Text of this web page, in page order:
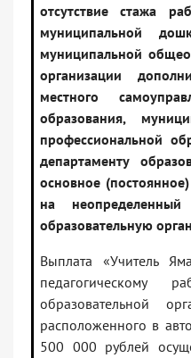
отсутствие стажа
муниципальной
муниципальной
организации
местного
образования,
профессиональной
департаменту
основное
на
образовательную
Выплата «Учитель
педагогическому
образовательной
расположенного в
500 000 рублей